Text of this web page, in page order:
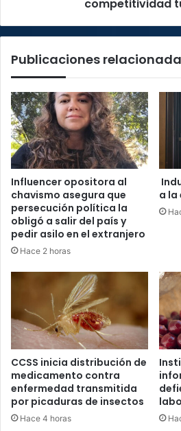
competitividad
Publicaciones
Influencer opositora al
chavismo asegura que
persecución política la
obligó a salir del país y
pedir asilo en el extranjero
Hace 2 horas
a la
CCSS inicia distribución de
medicamento contra
enfermedad transmitida
por picaduras de insectos
Hace 4 horas